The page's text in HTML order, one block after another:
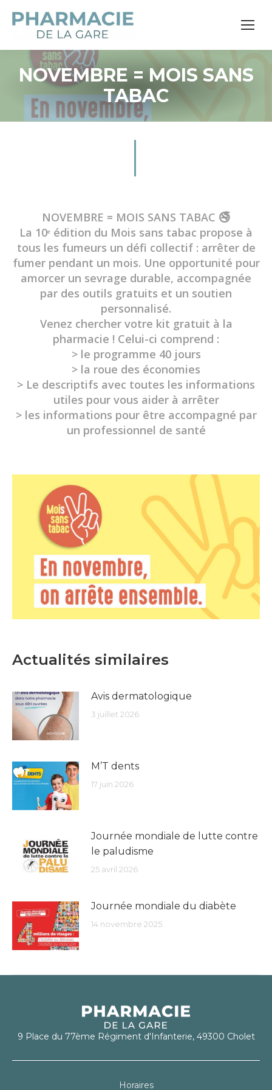
NOVEMBRE = MOIS SANS
TABAC
NOVEMBRE = MOIS SANS TABAC 🚭
La 10ᵉ édition du Mois sans tabac propose à
tous les fumeurs un défi collectif : arrêter de
fumer pendant un mois. Une opportunité pour
amorcer un sevrage durable, accompagnée
par des outils gratuits et un soutien
personnalisé.
Venez chercher votre kit gratuit à la
pharmacie ! Celui-ci comprend :
> le programme 40 jours
> la roue des économies
> Le descriptifs avec toutes les informations
utiles pour vous aider à arrêter
> les informations pour être accompagné par
un professionnel de santé
Actualités similaires
Avis dermatologique
3 juillet 2026
M’T dents
17 juin 2026
Journée mondiale de lutte contre
le paludisme
25 avril 2026
Journée mondiale du diabète
14 novembre 2025
9 Place du 77ème Régiment d'Infanterie, 49300 Cholet
Horaires